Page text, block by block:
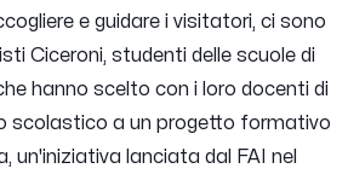
e guidare i visitatori, ci sono
Ciceroni, studenti delle scuole di
hanno scelto con i loro docenti di
scolastico a un progetto formativo
un'iniziativa lanciata dal FAI nel